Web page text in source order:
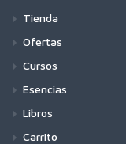
Tienda
Ofertas
Cursos
Esencias
Libros
Carrito